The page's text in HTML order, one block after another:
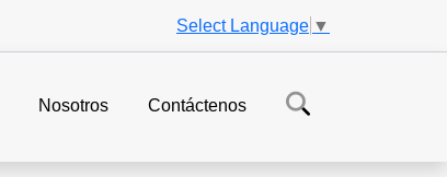
Select Language ▼
Nosotros Contáctenos